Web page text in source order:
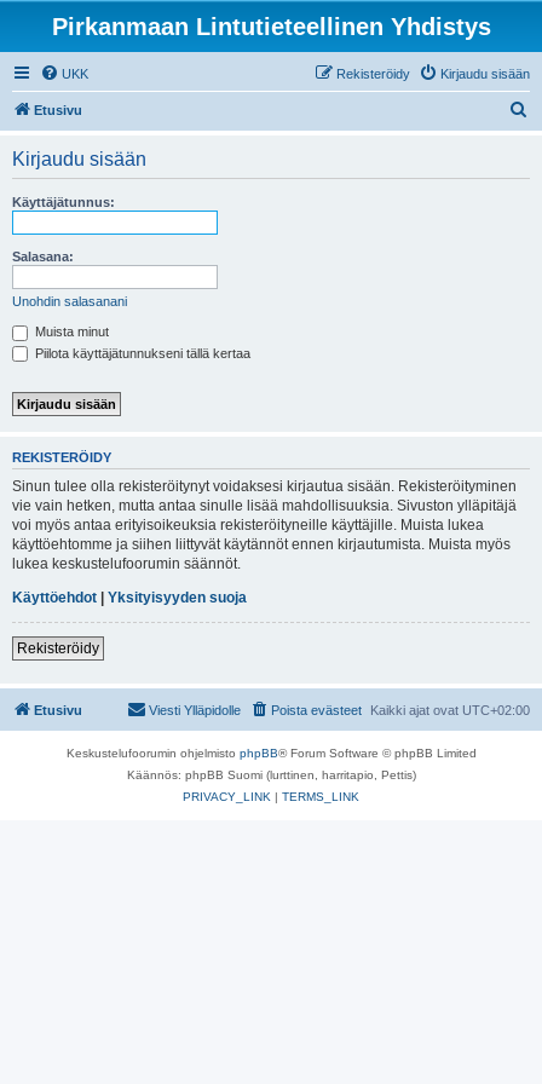
Pirkanmaan Lintutieteellinen Yhdistys
UKK Kirjaudu sisään
Rekisteröidy
Etusivu
Kirjaudu sisään
Käyttäjätunnus:
Salasana:
Unohdin salasanani
Muista minut
Piilota käyttäjätunnukseni tällä kertaa
REKISTERÖIDY
Sinun tulee olla rekisteröitynyt voidaksesi kirjautua sisään. Rekisteröityminen
vie vain hetken, mutta antaa sinulle lisää mahdollisuuksia. Sivuston ylläpitäjä
voi myös antaa erityisoikeuksia rekisteröityneille käyttäjille. Muista lukea
käyttöehtomme ja siihen liittyvät käytännöt ennen kirjautumista. Muista myös
lukea keskustelufoorumin säännöt.
Käyttöehdot | Yksityisyyden suoja
Rekisteröidy
Etusivu Kaikki ajat ovat UTC+02:00
Poista evästeet
Viesti Ylläpidolle
Keskustelufoorumin ohjelmisto phpBB® Forum Software © phpBB Limited
Käännös: phpBB Suomi (lurttinen, harritapio, Pettis)
PRIVACY_LINK | TERMS_LINK